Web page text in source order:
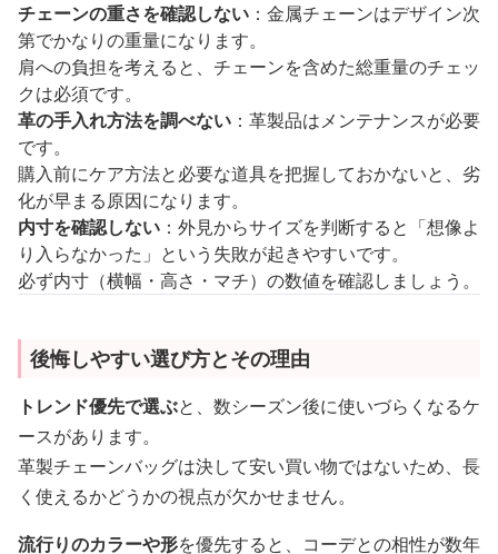
チェーンの重さを確認しない ：金属チェーンはデザイン次
第でかなりの重量になります。
肩への負担を考えると、チェーンを含めた総重量のチェッ
クは必須です。
革の手入れ方法を調べない ：革製品はメンテナンスが必要
です。
購入前にケア方法と必要な道具を把握しておかないと、劣
化が早まる原因になります。
内寸を確認しない ：外見からサイズを判断すると「想像よ
り入らなかった」という失敗が起きやすいです。
必ず内寸（横幅・高さ・マチ）の数値を確認しましょう。
後悔しやすい選び方とその理由
トレンド優先で選ぶと、数シーズン後に使いづらくなるケ
ースがあります。
革製チェーンバッグは決して安い買い物ではないため、長
く使えるかどうかの視点が欠かせません。
流行りのカラーや形を優先すると、コーデとの相性が数年